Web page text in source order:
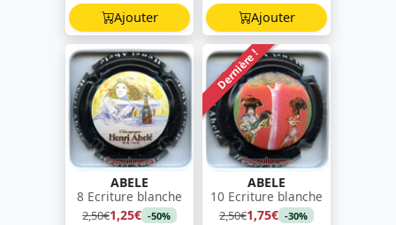
Ajouter
Ajouter
ABELE
8 Ecriture blanche
2,50€1,25€ -50%
Dernière !
ABELE
10 Ecriture blanche
2,50€1,75€ -30%